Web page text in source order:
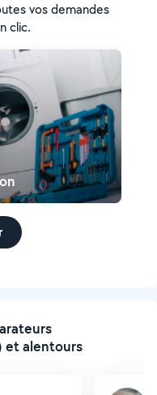
vos demandes
clic.
et alentours